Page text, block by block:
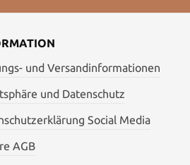
und Versandinformationen
und Datenschutz
Social Media
AGB